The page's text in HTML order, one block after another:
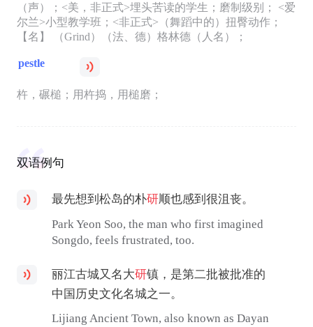
（声）；<美，非正式>埋头苦读的学生；磨制级别； <爱
尔兰>小型教学班；<非正式>（舞蹈中的）扭臀动作；
【名】 （Grind）（法、德）格林德（人名）；
pestle
杵，碾槌；用杵捣，用槌磨；
双语例句
最先想到松岛的朴研顺也感到很沮丧。
Park Yeon Soo, the man who first imagined
Songdo, feels frustrated, too.
丽江古城又名大研镇，是第二批被批准的
中国历史文化名城之一。
Lijiang Ancient Town, also known as Dayan